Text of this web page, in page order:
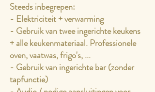
Steeds inbegrepen:
- Elektriciteit + verwarming
- Gebruik van twee ingerichte keukens
+ alle keukenmateriaal. Professionele
oven, vaatwas, frigo's, ...
- Gebruik van ingerichte bar (zonder
tapfunctie)